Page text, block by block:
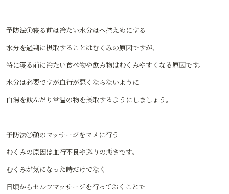
予防法①寝る前は冷たい水分はへ控えめにする
水分を過剰に摂取することはむくみの原因ですが、
特に寝る前に冷たい食べ物や飲み物はむくみやすくなる原因です。
水分は必要ですが血行が悪くならないように
白湯を飲んだり常温の物を摂取するようにしましょう。
予防法②顔のマッサージをマメに行う
むくみの原因は血行不良や巡りの悪さです。
むくみが気になった時だけでなく
日頃からセルフマッサージを行っておくことで